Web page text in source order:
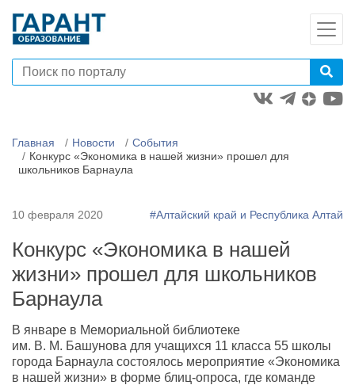
Главная Новости
События
Конкурс «Экономика в нашей жизни» прошел для
школьников Барнаула
10 февраля 2020 #Алтайский край и Республика Алтай
Конкурс «Экономика в нашей
жизни» прошел для школьников
Барнаула
В январе в Мемориальной библиотеке
им. В. М. Башунова для учащихся 11 класса 55 школы
города Барнаула состоялось мероприятие «Экономика
в нашей жизни» в форме блиц-опроса, где команде